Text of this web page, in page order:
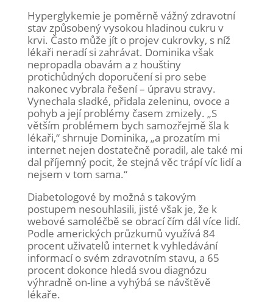
Hyperglykemie je poměrně vážný zdravotní
stav způsobený vysokou hladinou cukru v
krvi. Často může jít o projev cukrovky, s níž
lékaři neradí si zahrávat. Dominika však
nepropadla obavám a z houštiny
protichůdných doporučení si pro sebe
nakonec vybrala řešení – úpravu stravy.
Vynechala sladké, přidala zeleninu, ovoce a
pohyb a její problémy časem zmizely. „S
větším problémem bych samozřejmě šla k
lékaři,“ shrnuje Dominika, „a prozatím mi
internet nejen dostatečně poradil, ale také mi
dal příjemný pocit, že stejná věc trápí víc lidí a
nejsem v tom sama.“
Diabetologové by možná s takovým
postupem nesouhlasili, jisté však je, že k
webové samoléčbě se obrací čím dál více lidí.
Podle amerických průzkumů využívá 84
procent uživatelů internet k vyhledávání
informací o svém zdravotním stavu, a 65
procent dokonce hledá svou diagnózu
výhradně on-line a vyhýbá se návštěvě
lékaře.